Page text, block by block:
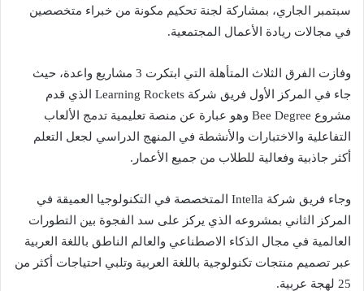
سبتمبر الجاري، بمشاركة لجنة تحكيم مكونة من خبراء متخصصين
في مجالات ريادة الأعمال المجتمعية.
وفازت الفرق الثلاث المتأهلة التي ابتكرت 3 مشاريع واعدة، حيث
جاء في المركز الأول فريق شركة Learning Rockets الذي قدم
مشروع Bee Degree وهو عبارة عن منصة تعليمية تدمج الألعاب
التفاعلية والاختبارات والأنشطة في المنهج الدراسي لجعل التعلم
أكثر جاذبية وفعالية للطلاب من جميع الأعمار.
وجاء فريق شركة Intella المتخصصة في التكنولوجيا العميقة في
المركز الثاني بمشروعه الذي يركز على سد الفجوة بين التطورات
العالمية في مجال الذكاء الاصطناعي والعالم الناطق باللغة العربية
عبر تصميم منتجات تكنولوجية باللغة العربية وتلبي احتياجات أكثر من
25 لهجة عربية.